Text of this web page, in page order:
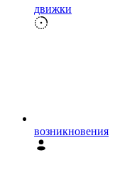
движки
возникновения